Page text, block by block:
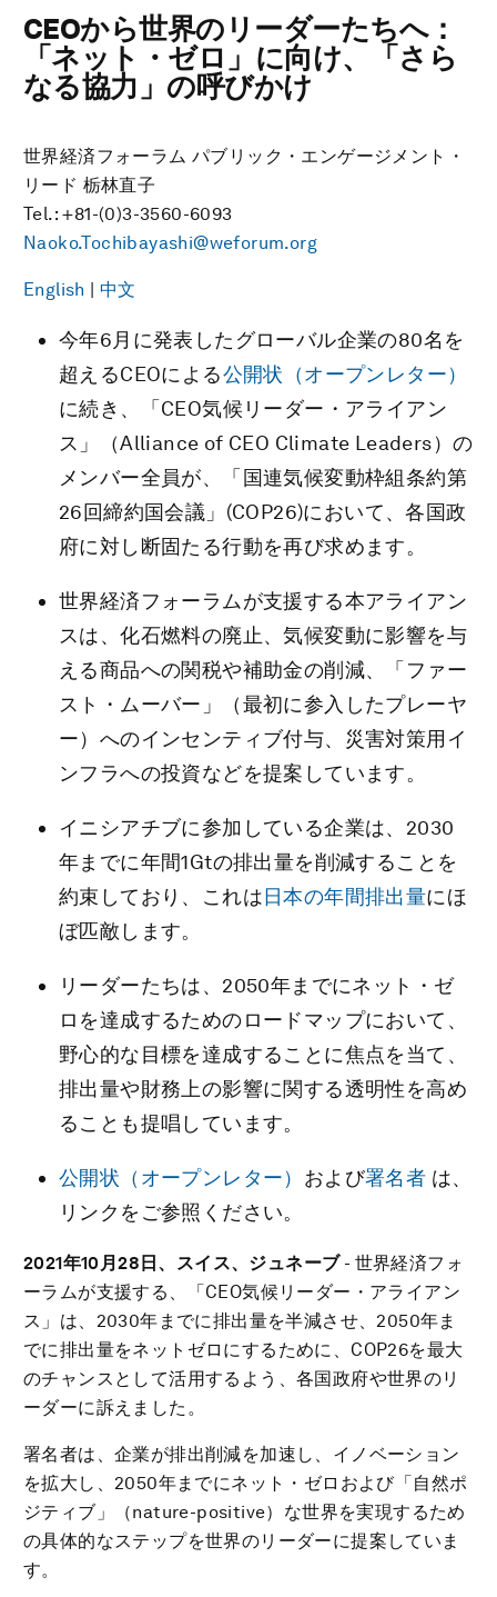
CEOから世界のリーダーたちへ：
「ネット・ゼロ」に向け、「さら
なる協力」の呼びかけ
世界経済フォーラム パブリック・エンゲージメント・
リード 栃林直子
Tel.: +81-(0)3-3560-6093
Naoko.Tochibayashi@weforum.org
English |中文
今年6月に発表したグローバル企業の80名を
超えるCEOによる公開状（オープンレター）
に続き、「CEO気候リーダー・アライアン
ス」（Alliance of CEO Climate Leaders）の
メンバー全員が、「国連気候変動枠組条約第
26回締約国会議」(COP26)において、各国政
府に対し断固たる行動を再び求めます。
世界経済フォーラムが支援する本アライアン
スは、化石燃料の廃止、気候変動に影響を与
える商品への関税や補助金の削減、「ファー
スト・ムーバー」（最初に参入したプレーヤ
ー）へのインセンティブ付与、災害対策用イ
ンフラへの投資などを提案しています。
イニシアチブに参加している企業は、2030
年までに年間1Gtの排出量を削減することを
約束しており、これは日本の年間排出量にほ
ぼ匹敵します。
リーダーたちは、2050年までにネット・ゼ
ロを達成するためのロードマップにおいて、
野心的な目標を達成することに焦点を当て、
排出量や財務上の影響に関する透明性を高め
ることも提唱しています。
公開状（オープンレター） および署名者 は、
リンクをご参照ください。
2021年10月28日、スイス、ジュネーブ - 世界経済フォ
ーラムが支援する、「CEO気候リーダー・アライアン
ス」は、2030年までに排出量を半減させ、2050年ま
でに排出量をネットゼロにするために、COP26を最大
のチャンスとして活用するよう、各国政府や世界のリ
ーダーに訴えました。
署名者は、企業が排出削減を加速し、イノベーション
を拡大し、2050年までにネット・ゼロおよび「自然ポ
ジティブ」（nature-positive）な世界を実現するため
の具体的なステップを世界のリーダーに提案していま
す。